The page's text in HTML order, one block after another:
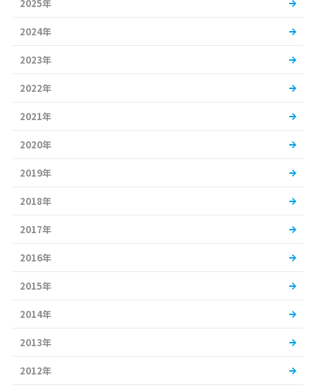
2025年
2024年
2023年
2022年
2021年
2020年
2019年
2018年
2017年
2016年
2015年
2014年
2013年
2012年